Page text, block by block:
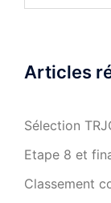
Articles
Sélection
Etape 8 et
Classement